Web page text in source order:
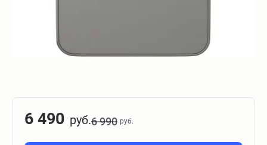
6 490 руб.6 990 руб.